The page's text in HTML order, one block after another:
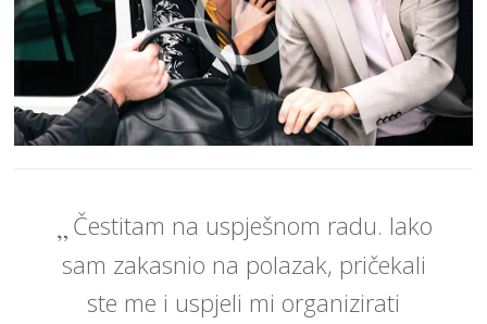
Čestitam na uspješnom radu. Iako
sam zakasnio na polazak, pričekali
ste me i uspjeli mi organizirati